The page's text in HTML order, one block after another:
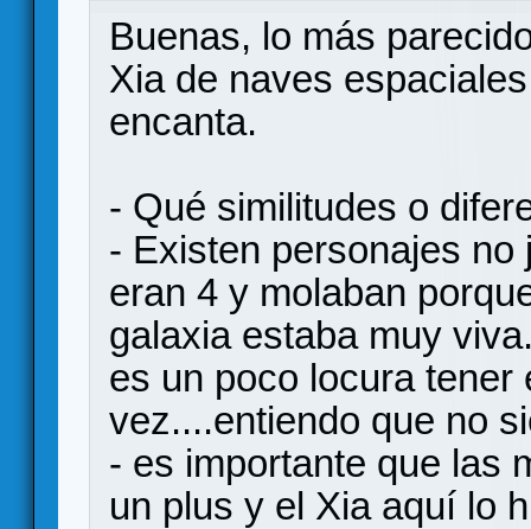
Buenas, lo más
Xia de naves
encanta.
- Qué similitudes o
- Existen personajes
eran 4 y molaban
galaxia estaba muy
es un poco locura tener
vez....entiendo que no
- es importante que las
un plus y el Xia aquí lo